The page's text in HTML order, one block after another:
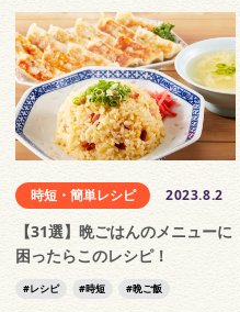
時短・簡単レシピ 2023.8.2
【31選】晩ごはんのメニューに
困ったらこのレシピ！
レシピ 時短 晩ご飯